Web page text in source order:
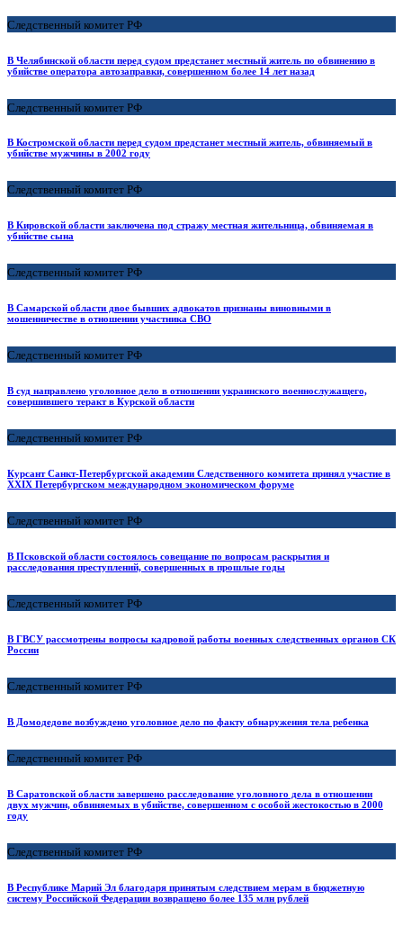
Следственный комитет РФ
В Челябинской области перед судом предстанет местный житель по обвинению в
убийстве оператора автозаправки, совершенном более 14 лет назад
Следственный комитет РФ
В Костромской области перед судом предстанет местный житель, обвиняемый в
убийстве мужчины в 2002 году
Следственный комитет РФ
В Кировской области заключена под стражу местная жительница, обвиняемая в
убийстве сына
Следственный комитет РФ
В Самарской области двое бывших адвокатов признаны виновными в
мошенничестве в отношении участника СВО
Следственный комитет РФ
В суд направлено уголовное дело в отношении украинского военнослужащего,
совершившего теракт в Курской области
Следственный комитет РФ
Курсант Санкт-Петербургской академии Следственного комитета принял участие в
XXIX Петербургском международном экономическом форуме
Следственный комитет РФ
В Псковской области состоялось совещание по вопросам раскрытия и
расследования преступлений, совершенных в прошлые годы
Следственный комитет РФ
В ГВСУ рассмотрены вопросы кадровой работы военных следственных органов СК
России
Следственный комитет РФ
В Домодедове возбуждено уголовное дело по факту обнаружения тела ребенка
Следственный комитет РФ
В Саратовской области завершено расследование уголовного дела в отношении
двух мужчин, обвиняемых в убийстве, совершенном с особой жестокостью в 2000
году
Следственный комитет РФ
В Республике Марий Эл благодаря принятым следствием мерам в бюджетную
систему Российской Федерации возвращено более 135 млн рублей